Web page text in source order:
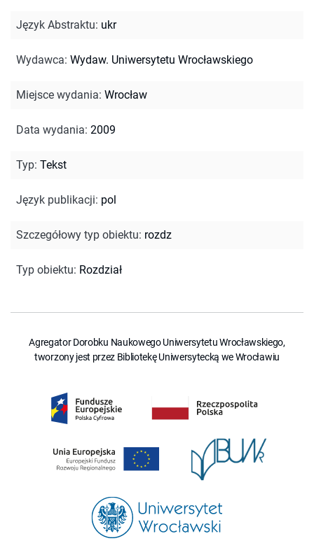
Język Abstraktu: ukr
Wydawca: Wydaw. Uniwersytetu Wrocławskiego
Miejsce wydania: Wrocław
Data wydania: 2009
Typ: Tekst
Język publikacji: pol
Szczegółowy typ obiektu: rozdz
Typ obiektu: Rozdział
Agregator Dorobku Naukowego Uniwersytetu Wrocławskiego,
tworzony jest przez Bibliotekę Uniwersytecką we Wrocławiu